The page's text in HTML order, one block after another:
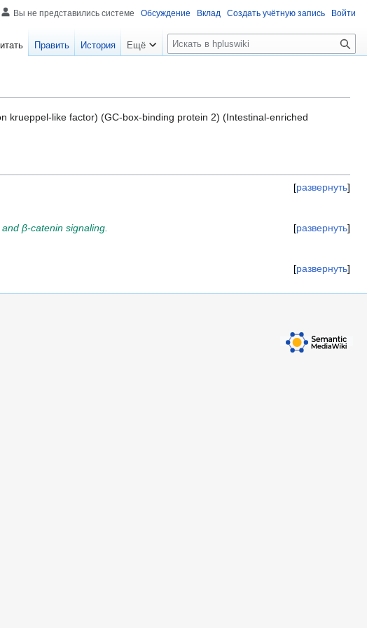
krueppel-like factor) (GC-box-binding protein 2) (Intestinal-enriched
развернуть
развернуть
β-catenin signaling.
развернуть
Вы не представились системе Обсуждение Вклад Создать учётную запись Войти
Править История Ещё
П
о
к